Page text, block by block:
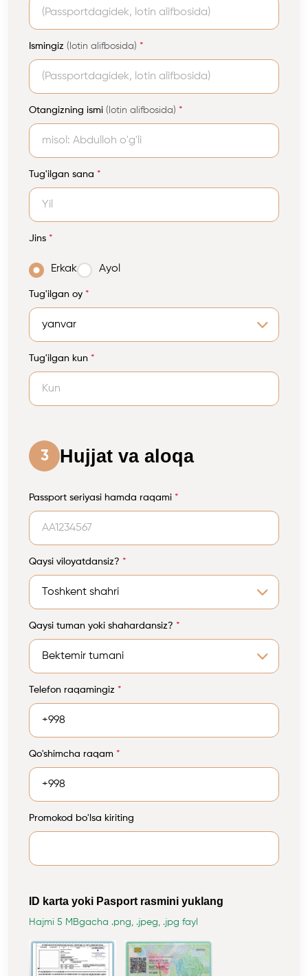
Ismingiz (lotin alifbosida) *
Otangizning ismi (lotin alifbosida) *
Tug'ilgan sana *
Jins *
Erkak Ayol
Tug'ilgan oy *
Tug'ilgan kun *
3 Hujjat va aloqa
Passport seriyasi hamda raqami *
Qaysi viloyatdansiz? *
Qaysi tuman yoki shahardansiz? *
Telefon raqamingiz *
Qo'shimcha raqam *
Promokod bo'lsa kiriting
ID karta yoki Pasport rasmini yuklang
Hajmi 5 MBgacha .png, .jpeg, .jpg fayl